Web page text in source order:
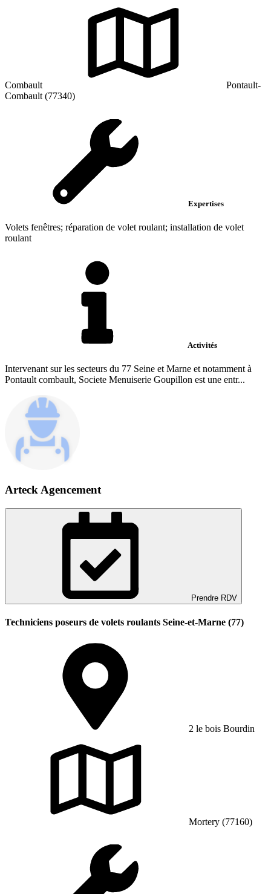
Combault
Pontault-
Combault (77340)
Expertises
Volets fenêtres; réparation de volet roulant; installation de volet
roulant
Activités
Intervenant sur les secteurs du 77 Seine et Marne et notamment à
Pontault combault, Societe Menuiserie Goupillon est une entr...
Arteck Agencement
Prendre RDV
Techniciens poseurs de volets roulants Seine-et-Marne (77)
2 le bois Bourdin
Mortery (77160)